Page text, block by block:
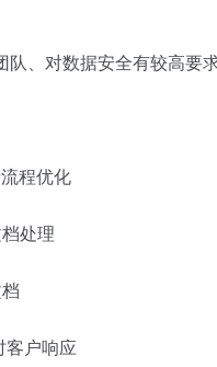
、对数据安全有较高要
程优化
处理
客户响应